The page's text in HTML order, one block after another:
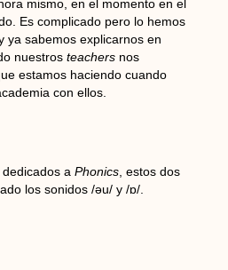
mismo, en el momento en el
Es complicado pero lo hemos
ya sabemos explicarnos en
nuestros teachersnos
estamos haciendo cuando
con ellos.
a Phonics, estos dos
los sonidos /əu/ y /ɒ/.